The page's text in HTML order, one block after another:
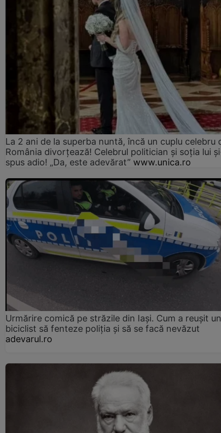
La 2 ani de la superba nuntă, încă un cuplu celebru
România divorțează! Celebrul politician și soția lui
spus adio! „Da, este adevărat” www.unica.ro
Urmărire comică pe străzile din Iași. Cum a reușit un
biciclist să fenteze poliția și să se facă nevăzut
adevarul.ro